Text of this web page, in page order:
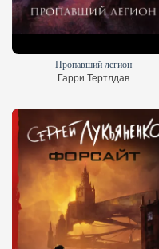
Пропавший легион
Гарри Тертлдав